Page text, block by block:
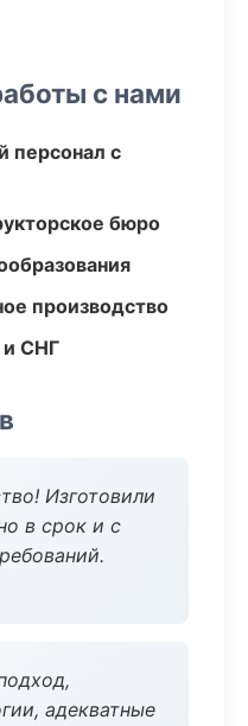
с нами
персонал с
бюро
производство
и СНГ
Изготовили
в срок и с
адекватные